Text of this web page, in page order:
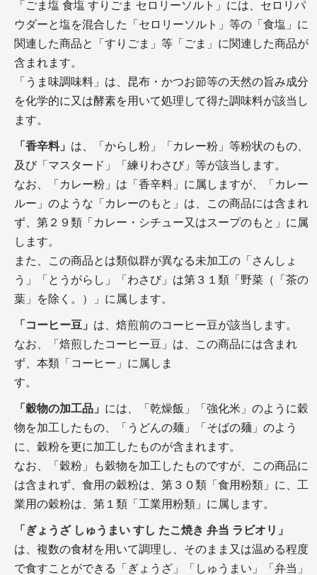
「ごま塩 食塩 すりごま セロリーソルト」には、セロリパ
ウダーと塩を混合した「セロリーソルト」等の「食塩」に
関連した商品と「すりごま」等「ごま」に関連した商品が
含まれます。
「うま味調味料」は、昆布・かつお節等の天然の旨み成分
を化学的に又は酵素を用いて処理して得た調味料が該当し
ます。
「香辛料」 は、「からし粉」「カレー粉」等粉状のもの、
及び「マスタード」「練りわさび」等が該当します。
なお、「カレー粉」は「香辛料」に属しますが、「カレー
ルー」のような「カレーのもと」は、この商品には含まれ
ず、第２９類「カレー・シチュー又はスープのもと」に属
します。
また、この商品とは類似群が異なる未加工の「さんしょ
う」「とうがらし」「わさび」は第３１類「野菜（「茶の
葉」を除く。）」に属します。
「コーヒー豆」 は、焙煎前のコーヒー豆が該当します。
なお、「焙煎したコーヒー豆」は、この商品には含まれ
ず、本類「コーヒー」に属しま
す。
「穀物の加工品」 には、「乾燥飯」「強化米」のように穀
物を加工したもの、「うどんの麺」「そばの麺」のよう
に、穀粉を更に加工したものが含まれます。
なお、「穀粉」も穀物を加工したものですが、この商品に
は含まれず、食用の穀粉は、第３０類「食用粉類」に、工
業用の穀粉は、第１類「工業用粉類」に属します。
「ぎょうざ しゅうまい すし たこ焼き 弁当 ラビオリ」
は、複数の食材を用いて調理し、そのまま又は温める程度
で食すことができる「ぎょうざ」「しゅうまい」「弁当」